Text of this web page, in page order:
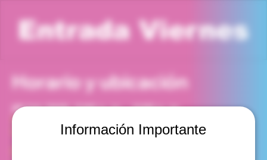
Información Importante
Entrada Viernes
Horario y ubicación
20 feb 2026, 5:00 p. m. – 6:00 p. m.
Viña del Mar, Cam. Internacional 2440, Viña del Mar,
Valparaíso, Chile